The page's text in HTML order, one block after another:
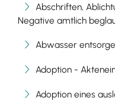
Abschriften,
Negative amtlich
Abwasser
Adoption -
Adoption eines